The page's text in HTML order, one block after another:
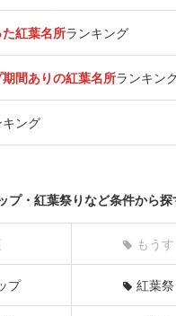
紅葉名所ランキング
間ありの紅葉名所ランキン
キング
プ・紅葉祭りなど条件から探
もう
プ 紅葉